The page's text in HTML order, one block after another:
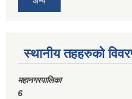
स्थानीय तहहरुको
महानगरपालिका
6